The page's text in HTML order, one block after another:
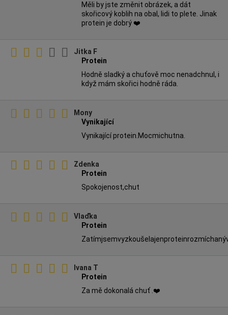
Měli by jste změnit obrázek, a dát
skořicový koblih na obal, lidi to plete. Jinak
protein je dobrý ❤️
Jitka F
Protein
Hodně sladký a chuťově moc nenadchnul, i
když mám skořici hodně ráda.
Mony
Vynikající
Vynikající protein.Mocmichutna.
Zdenka
Protein
Spokojenost,chut
Vlaďka
Protein
Ivana T
Protein
Za mě dokonalá chuť .❤️